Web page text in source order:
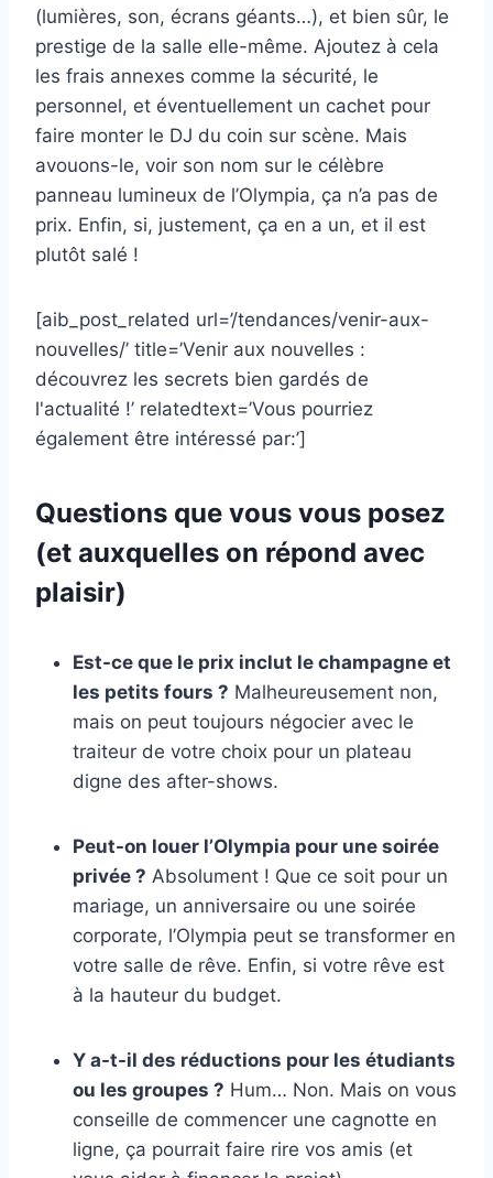
(lumières, son, écrans géants…), et bien sûr, le
prestige de la salle elle-même. Ajoutez à cela
les frais annexes comme la sécurité, le
personnel, et éventuellement un cachet pour
faire monter le DJ du coin sur scène. Mais
avouons-le, voir son nom sur le célèbre
panneau lumineux de l’Olympia, ça n’a pas de
prix. Enfin, si, justement, ça en a un, et il est
plutôt salé !
[aib_post_related url=’/tendances/venir-aux-
nouvelles/’ title=’Venir aux nouvelles :
découvrez les secrets bien gardés de
l'actualité !’ relatedtext=’Vous pourriez
également être intéressé par:’]
Questions que vous vous posez
(et auxquelles on répond avec
plaisir)
Est-ce que le prix inclut le champagne et
les petits fours ? Malheureusement non,
mais on peut toujours négocier avec le
traiteur de votre choix pour un plateau
digne des after-shows.
Peut-on louer l’Olympia pour une soirée
privée ? Absolument ! Que ce soit pour un
mariage, un anniversaire ou une soirée
corporate, l’Olympia peut se transformer en
votre salle de rêve. Enfin, si votre rêve est
à la hauteur du budget.
Y a-t-il des réductions pour les étudiants
ou les groupes ? Hum… Non. Mais on vous
conseille de commencer une cagnotte en
ligne, ça pourrait faire rire vos amis (et